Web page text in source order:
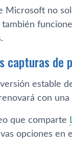
Microsoft no
capturas
estable
con
que comparte
opciones en